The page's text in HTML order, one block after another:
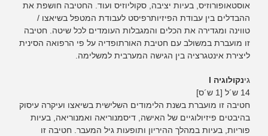
אוסטאופורוזיס, בעיות יציבה, סקוליוזיס ועוד. החטיבה חושפת את
ההבדלים בין עבודת הפיזיותרפיסט לעבודת המטפל בשיאצו /
טווינה ומגדירה את הכלים והמגבלות העומדים לכל שיטה. חטיבה
זו מועברת במשולב עם חטיבת האורתופדיה על פי הרפואה הסינית
ליצירת אינטגרציה בין הגישה המערבית למשלימה.
גינקולוגיה I
14 ש´ל [1 ש´ס]
חטיבה זו מועברת בשנת הלימודים השלישית בשיאצו ועיקרה עיסוק
בהיבטים פיזיולוגיים של האישה, דיסמנוריאה ואמנוריאה, בעיות
פוריות, בעיות במהלך ההיריון ותופעות גיל המעבר. חטיבה זו